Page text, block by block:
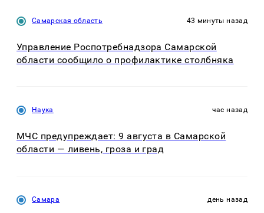
Самарская область 43 минуты назад
Управление Роспотребнадзора Самарской
области сообщило о профилактике столбняка
Наука час назад
МЧС предупреждает: 9 августа в Самарской
области — ливень, гроза и град
Самара день назад